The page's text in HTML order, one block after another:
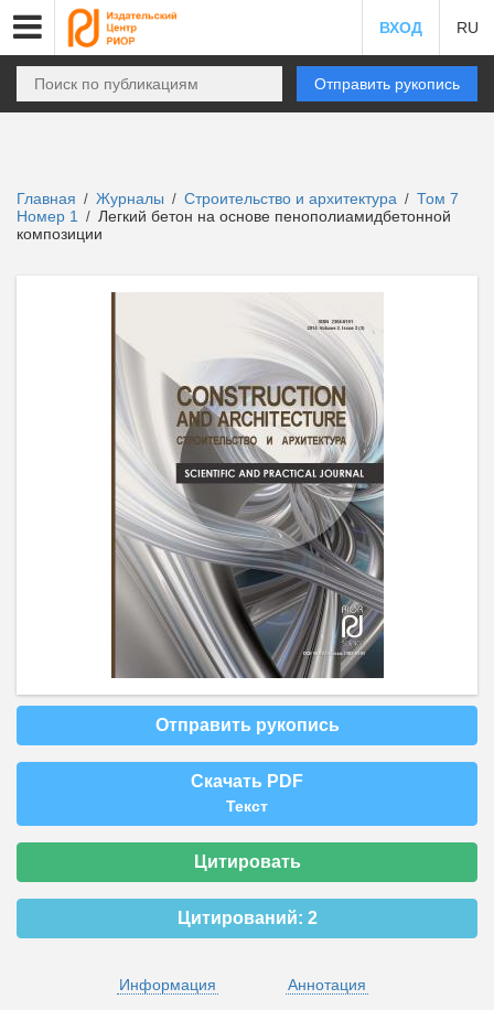
ВХОД RU
Отправить рукопись
Главная / Журналы / Строительство и архитектура / Том 7
Номер 1
/ Легкий бетон на основе пенополиамидбетонной
композиции
Отправить рукопись
Скачать PDF
Текст
Цитировать
Цитирований: 2
Информация
Аннотация